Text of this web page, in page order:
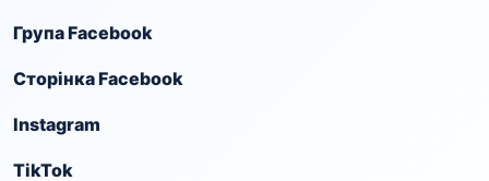
Група Facebook
Сторінка Facebook
Instagram
TikTok